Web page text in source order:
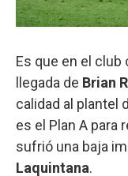
Es que en el club
llegada de Brian
calidad al plantel
es el Plan A para
sufrió una baja
Laquintana.